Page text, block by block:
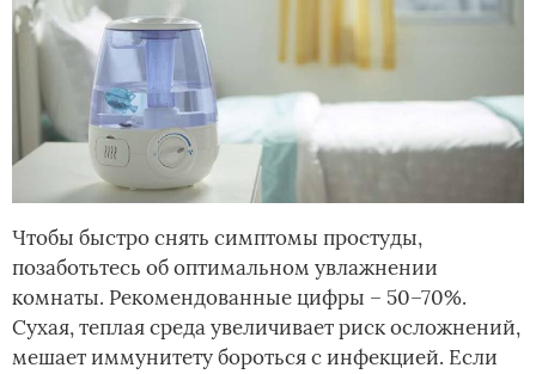
Чтобы быстро снять симптомы простуды,
позаботьтесь об оптимальном увлажнении
комнаты. Рекомендованные цифры – 50–70%.
Сухая, теплая среда увеличивает риск осложнений,
мешает иммунитету бороться с инфекцией. Если